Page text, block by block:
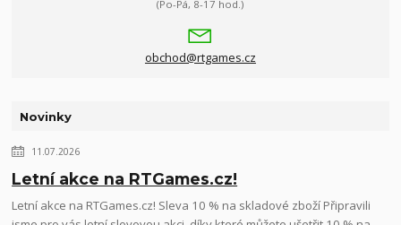
(Po-Pá, 8-17 hod.)
obchod@rtgames.cz
Novinky
11.07.2026
Letní akce na RTGames.cz!
Letní akce na RTGames.cz! Sleva 10 % na skladové zboží Připravili